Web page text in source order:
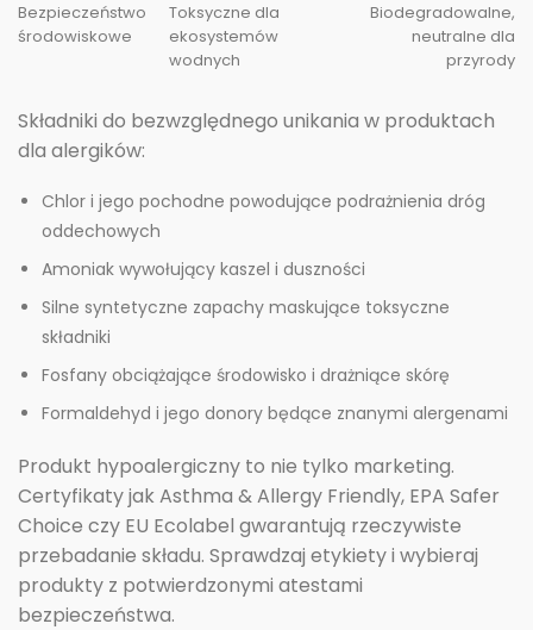
Bezpieczeństwo
środowiskowe
Toksyczne dla
ekosystemów
wodnych
Biodegradowalne,
neutralne dla
przyrody
Składniki do bezwzględnego unikania w produktach
dla alergików:
Chlor i jego pochodne powodujące podrażnienia dróg
oddechowych
Amoniak wywołujący kaszel i duszności
Silne syntetyczne zapachy maskujące toksyczne
składniki
Fosfany obciążające środowisko i drażniące skórę
Formaldehyd i jego donory będące znanymi alergenami
Produkt hypoalergiczny to nie tylko marketing.
Certyfikaty jak Asthma & Allergy Friendly, EPA Safer
Choice czy EU Ecolabel gwarantują rzeczywiste
przebadanie składu. Sprawdzaj etykiety i wybieraj
produkty z potwierdzonymi atestami
bezpieczeństwa.